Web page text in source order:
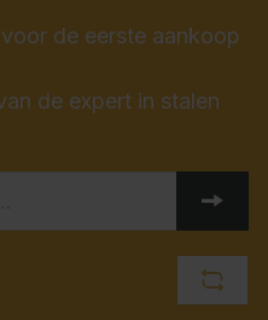
de eerste aankoop
de expert in stalen